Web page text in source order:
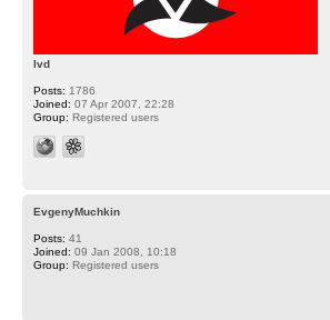
lvd
Posts: 1786
Joined: 07 Apr 2007, 22:28
Group: Registered users
EvgenyMuchkin
Posts: 41
Joined: 09 Jan 2008, 10:18
Group: Registered users